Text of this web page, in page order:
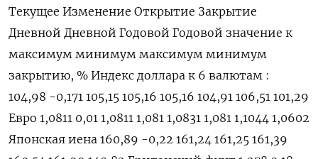
Текущее Изменение Открытие Закрытие Дневной Дневной Годовой Годовой значение к максимум минимум максимум минимум закрытию, % Индекс доллара к 6 валютам : 104,98 -0,171 105,15 105,16 105,16 104,91 106,51 101,29 Евро 1,0811 0,01 1,0811 1,081 1,0831 1,081 1,1044 1,0602 Японская иена 160,89 -0,22 161,24 161,25 161,39 160,54 161,99 140,82 Британский фунт 1,278 0,18 1,2757 1,2757 1,2793 1,2755 1,2893 1,23 Канадский доллар 1,3614 0,01 1,3609 1,3613 1,3621 1,3603 1,3846 1,323 Шведская крона 10,5047 0,02 10,4931 10,5031 10,5217 10,4773 11,0487 10,0558 Швейцарский франк 0,8992 -0,1 0,9 0,9001 0,9003 0,8979 0,9224 0,84 Валюты G20: Аргентинский песо 913,5 -0,05 0 913,5 0 0 915,24 810,65 Австралийский доллар 0,6724 -0,04 0,6725 0,6727 0,674 0,6714 0,6839 0,6363 Бразильский реал 5,4823 -0,12 5,4903 5,4887 5,5017 5,4641 5,7009 4,8314 Индийская рупия 83,4917 0,02 83,475 83,475 83,505 83,4675 83,739 82,65 Индонезийская рупия 16 275 -0,31 16 315 16 325 16 340 16 275 16 493 15 450 Китайский юань 7,2656 -0,02 7,2656 7,2668 7,2693 7,2655 7,2735 7,1097 Мексиканский песо 18,066 -0,06 18,0882 18,077 18,101 18,037 18,986 16,2645 Российский рубль 87,7 -1,46 88 88,9955 88,6705 87,72 95,4705 82,02 Саудовский риал 3,7511 0 3,7512 3,7512 3,7513 3,7506 3,7521 3,7483 Турецкая лира 32,6939 0,56 32,5573 32,513 32,7769 32,578 33,0425 29,567 Южнокорейская вона 1 378,86 -0,1 1 379,09 1 380,22 1 381,98 1 376,73 1 400,15 1 291,17 Южноафриканский ранд 18,2526 -0,18 18,2445 18,2859 18,2989 18,1718 19,3912 17,8718 Европа: Польский злотый 3,9507 -0,17 3,9597 3,9573 3,9608 3,9512 4,1235 3,9013 Чешская крона 23,261 0,31 23,233 23,189 23,288 23,207 23,883 22,308 Венгерский форинт 362,34 -0,25 363,2 363,23 363,58 362,1 373,51 343,35 Норвежская крона 10,5794 0,13 10,5309 10,5658 10,5908 10,5334 11,1375 10,1432